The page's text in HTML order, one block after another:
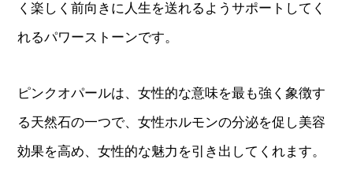
く楽しく前向きに人生を送れるようサポートしてく
れるパワーストーンです。
ピンクオパールは、女性的な意味を最も強く象徴す
る天然石の一つで、女性ホルモンの分泌を促し美容
効果を高め、女性的な魅力を引き出してくれます。